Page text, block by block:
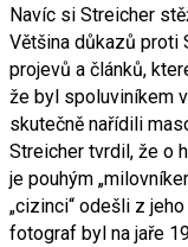
Navíc si Streicher
Většina důkazů proti
projevů a článků,
že byl spoluviníkem
skutečně nařídili
Streicher tvrdil, že o
je pouhým
„cizinci“ odešli z
fotograf byl na jaře